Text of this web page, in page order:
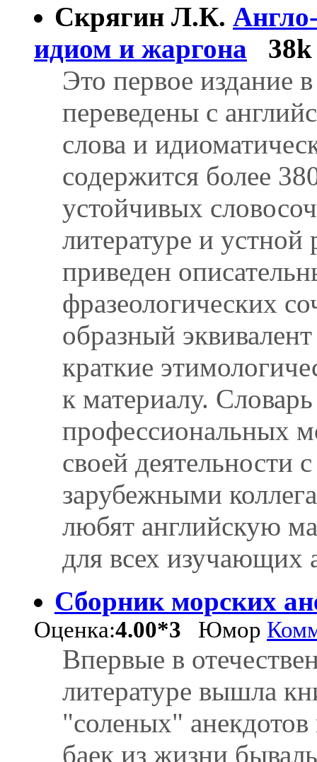
Скрягин Л.К.
идиом и жаргона
38k
Это первое издание
переведены с
слова и
содержится более
устойчивых
литературе и
приведен
фразеологических
образный
краткие
к материалу.
профессиональных
своей деятельности
зарубежными
любят английскую
для всех изучающих
Сборник морских
Оценка:4.00*3 Юмор
Впервые в
литературе вышла
"соленых"
баек из жизни